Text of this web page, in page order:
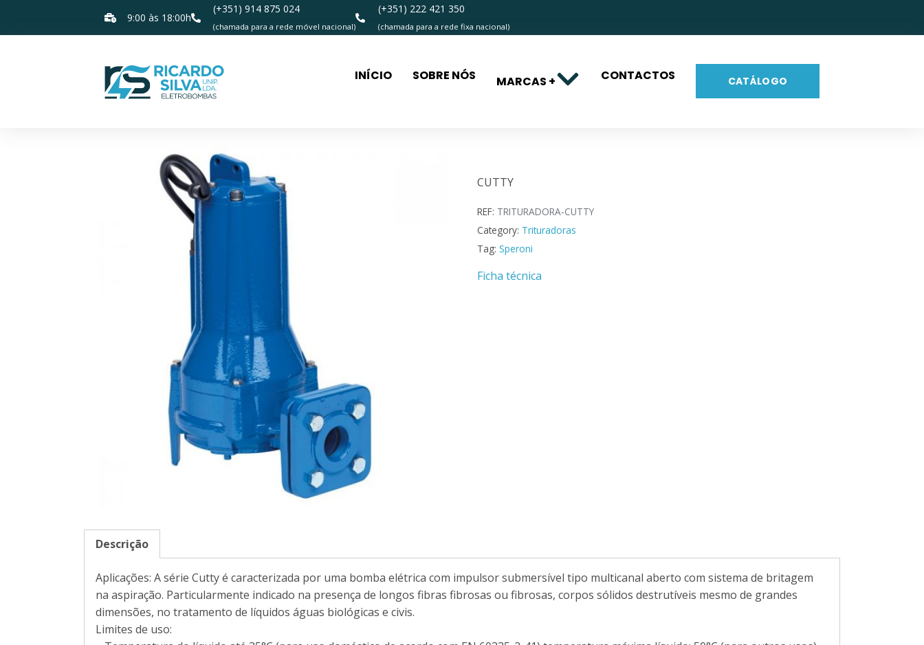
9:00 às 18:00h
(+351) 914 875 024
(chamada para a rede móvel nacional)
(+351) 222 421 350
(chamada para a rede fixa nacional)
INÍCIO SOBRE NÓS MARCAS + CONTACTOS CATÁLOGO
CUTTY
REF: TRITURADORA-CUTTY
Category: Trituradoras
Tag: Speroni
Ficha técnica
Descrição
Aplicações: A série Cutty é caracterizada por uma bomba elétrica com impulsor submersível tipo multicanal aberto com sistema de britagem
na aspiração. Particularmente indicado na presença de longos fibras fibrosas ou fibrosas, corpos sólidos destrutíveis mesmo de grandes
dimensões, no tratamento de líquidos águas biológicas e civis.
Limites de uso: